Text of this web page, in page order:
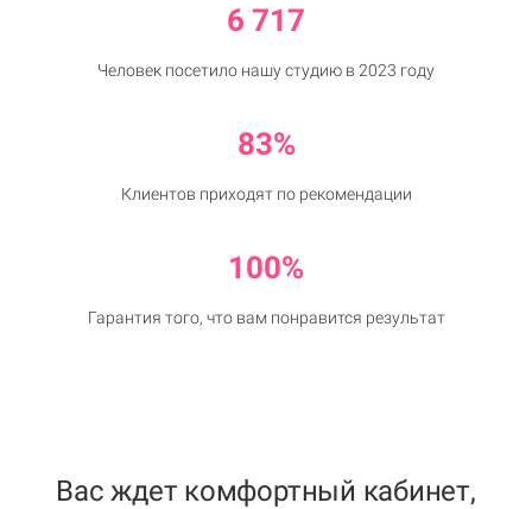
6 717
Человек посетило нашу студию в 2023 году
83%
Клиентов приходят по рекомендации
100%
Гарантия того, что вам понравится результат
Вас ждет комфортный кабинет,